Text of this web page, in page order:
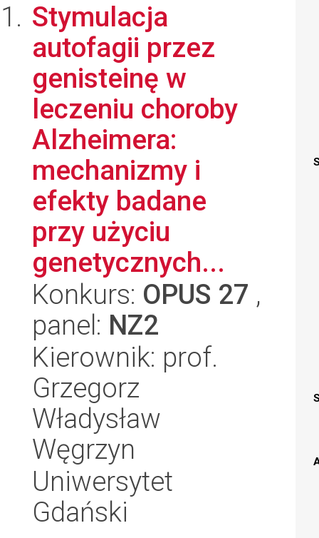
Stymulacja
autofagii przez
genisteinę w
leczeniu choroby
Alzheimera:
mechanizmy i
efekty badane
przy użyciu
genetycznych...
Konkurs: OPUS 27 ,
panel: NZ2
Kierownik: prof.
Grzegorz
Władysław
Węgrzyn
Uniwersytet
Gdański